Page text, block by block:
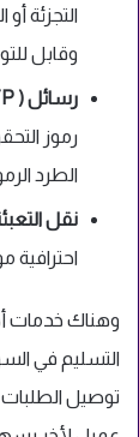
التجزئة
وقابل
رسائل ( OTP) التسليم:
الطرد
نقل
احترافية
التسليم في
توصيل